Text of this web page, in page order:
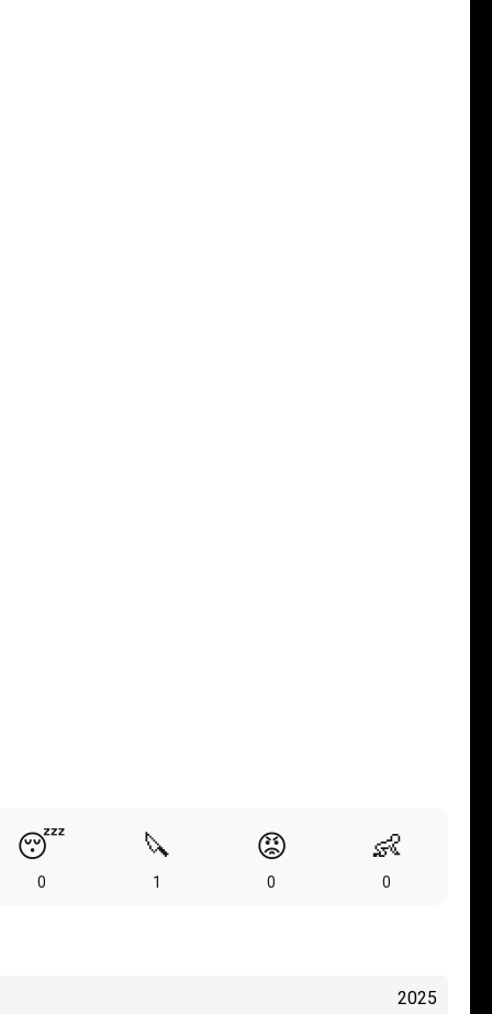
😴
0
🔪
1
😡
0
👶
0
2025